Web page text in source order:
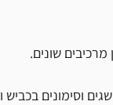
שונים.
וסימונים בכביש